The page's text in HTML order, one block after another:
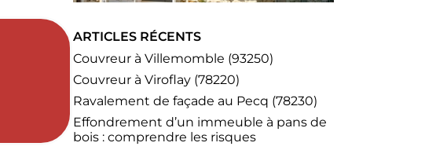
ARTICLES RÉCENTS
Couvreur à Villemomble (93250)
Couvreur à Viroflay (78220)
Ravalement de façade au Pecq (78230)
Effondrement d’un immeuble à pans de
bois : comprendre les risques